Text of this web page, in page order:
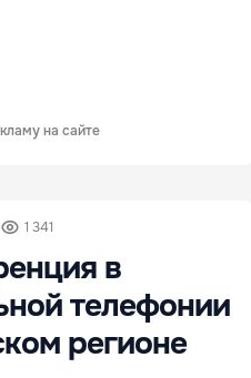
на сайте
1 341
в
телефонии
регионе